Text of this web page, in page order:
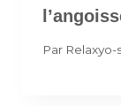
Par Relaxyo-